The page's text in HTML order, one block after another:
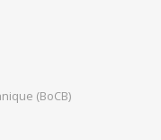
(BoCB)